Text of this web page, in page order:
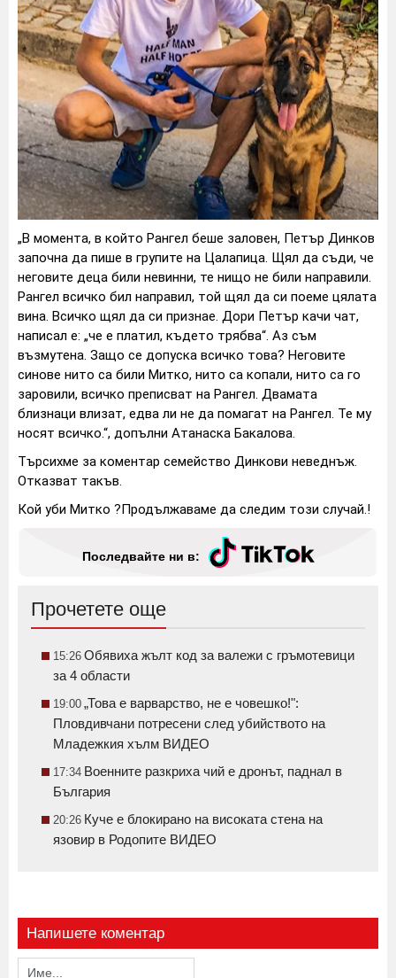
„В момента, в който Рангел беше заловен, Петър Динков
започна да пише в групите на Цалапица. Щял да съди, че
неговите деца били невинни, те нищо не били направили.
Рангел всичко бил направил, той щял да си поеме цялата
вина. Всичко щял да си признае. Дори Петър качи чат,
написал е: „че е платил, където трябва“. Аз съм
възмутена. Защо се допуска всичко това? Неговите
синове нито са били Митко, нито са копали, нито са го
заровили, всичко преписват на Рангел. Двамата
близнаци влизат, едва ли не да помагат на Рангел. Те му
носят всичко.“, допълни Атанаска Бакалова.
Търсихме за коментар семейство Динкови неведнъж.
Отказват такъв.
Кой уби Митко ?Продължаваме да следим този случай.!
Последвайте ни в:
Прочетете още
15:26 Обявиха жълт код за валежи с гръмотевици
за 4 области
19:00 „Това е варварство, не е човешко!":
Пловдивчани потресени след убийството на
Младежкия хълм ВИДЕО
17:34 Военните разкриха чий е дронът, паднал в
България
20:26 Куче е блокирано на високата стена на
язовир в Родопите ВИДЕО
Напишете коментар